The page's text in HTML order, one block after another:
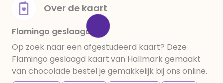
voedingszuur: citroenzuur E 330, verdikkingsmiddel
E415, water, bevochtigingsmiddel E422, emulgator:
E433, kleurstoffen: E102, E110, E122: kan de activiteit en
concentratie van kinderen negatief beïnvloeden,
E133, E151. Chocolade bevat ten minste 34%
cacaobestanddelen. Kan sporen van gluten
bevatten. Koel en droog bewaren.
Over de kaart
Flamingo geslaagd
Op zoek naar een afgestudeerd kaart? Deze
Flamingo geslaagd kaart van Hallmark gemaakt
van chocolade bestel je gemakkelijk bij ons online.